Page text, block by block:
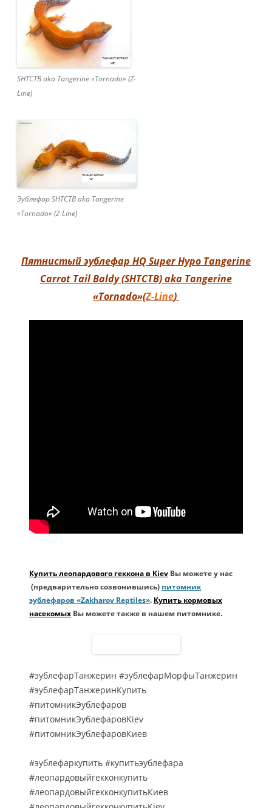
SHTCTB aka Tangerine «Tornado» (Z-
Line)
Эублефар SHTCTB aka Tangerine
«Tornado» (Z-Line)
Пятнистый эублефар HQ Super Hypo Tangerine
Carrot Tail Baldy (SHTCTB) aka Tangerine
«Tornado»(Z-Line)
Купить леопардового геккона в Kiev Вы можете у нас
(предварительно созвонившись) питомник
эублефаров «Zakharov Reptiles». Купить кормовых
насекомых Вы можете также в нашем питомнике.
#эублефарТанжерин #эублефарМорфыТанжерин
#эублефарТанжеринКупить
#питомникЭублефаров
#питомникЭублефаровKiev
#питомникЭублефаровКиев
#эублефаркупить #купитьэублефара
#леопардовыйгекконкупить
#леопардовыйгекконкупитьКиев